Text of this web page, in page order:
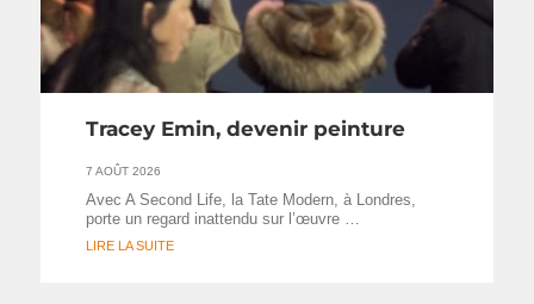
Tracey Emin, devenir peinture
7 AOÛT 2026
Avec A Second Life, la Tate Modern, à Londres,
porte un regard inattendu sur l’œuvre …
LIRE LA SUITE